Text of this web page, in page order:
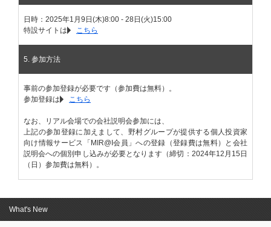
日時：2025年1月9日(木)8:00 - 28日(火)15:00
特設サイトは
こちら
5. 参加方法
事前の参加登録が必要です（参加費は無料）。
参加登録は
こちら
なお、リアル会場での会社説明会参加には、
上記の参加登録に加えまして、野村グループが提供する個人投資家
向け情報サービス「MIR@I会員」への登録（登録費は無料）と会社
説明会への個別申し込みが必要となります（締切：2024年12月15日
（日）参加費は無料）。
What's New